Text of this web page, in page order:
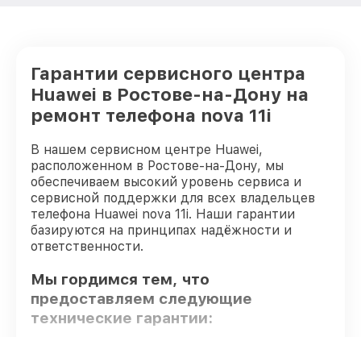
Гарантии сервисного центра
Huawei в Ростове-на-Дону на
ремонт телефона nova 11i
В нашем сервисном центре Huawei,
расположенном в Ростове-на-Дону, мы
обеспечиваем высокий уровень сервиса и
сервисной поддержки для всех владельцев
телефона Huawei nova 11i. Наши гарантии
базируются на принципах надёжности и
ответственности.
Мы гордимся тем, что
предоставляем следующие
технические гарантии: